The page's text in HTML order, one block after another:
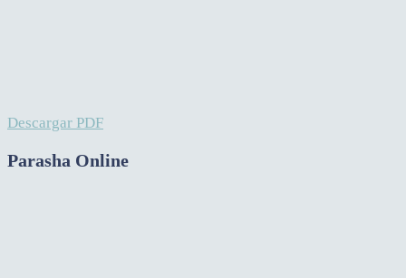
Descargar PDF
Parasha Online